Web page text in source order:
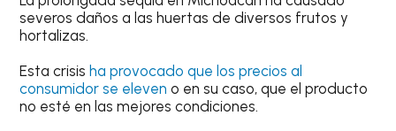
severos daños a las huertas de diversos frutos y
hortalizas.
Esta crisisha provocado que los precios al
consumidor se eleven o en su caso, que el producto
no esté en las mejores condiciones.